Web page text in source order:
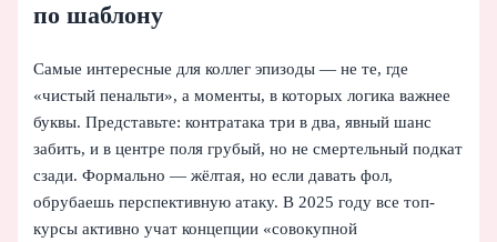
по шаблону
Самые интересные для коллег эпизоды — не те, где
«чистый пенальти», а моменты, в которых логика важнее
буквы. Представьте: контратака три в два, явный шанс
забить, и в центре поля грубый, но не смертельный подкат
сзади. Формально — жёлтая, но если давать фол,
обрубаешь перспективную атаку. В 2025 году все топ-
курсы активно учат концепции «совокупной